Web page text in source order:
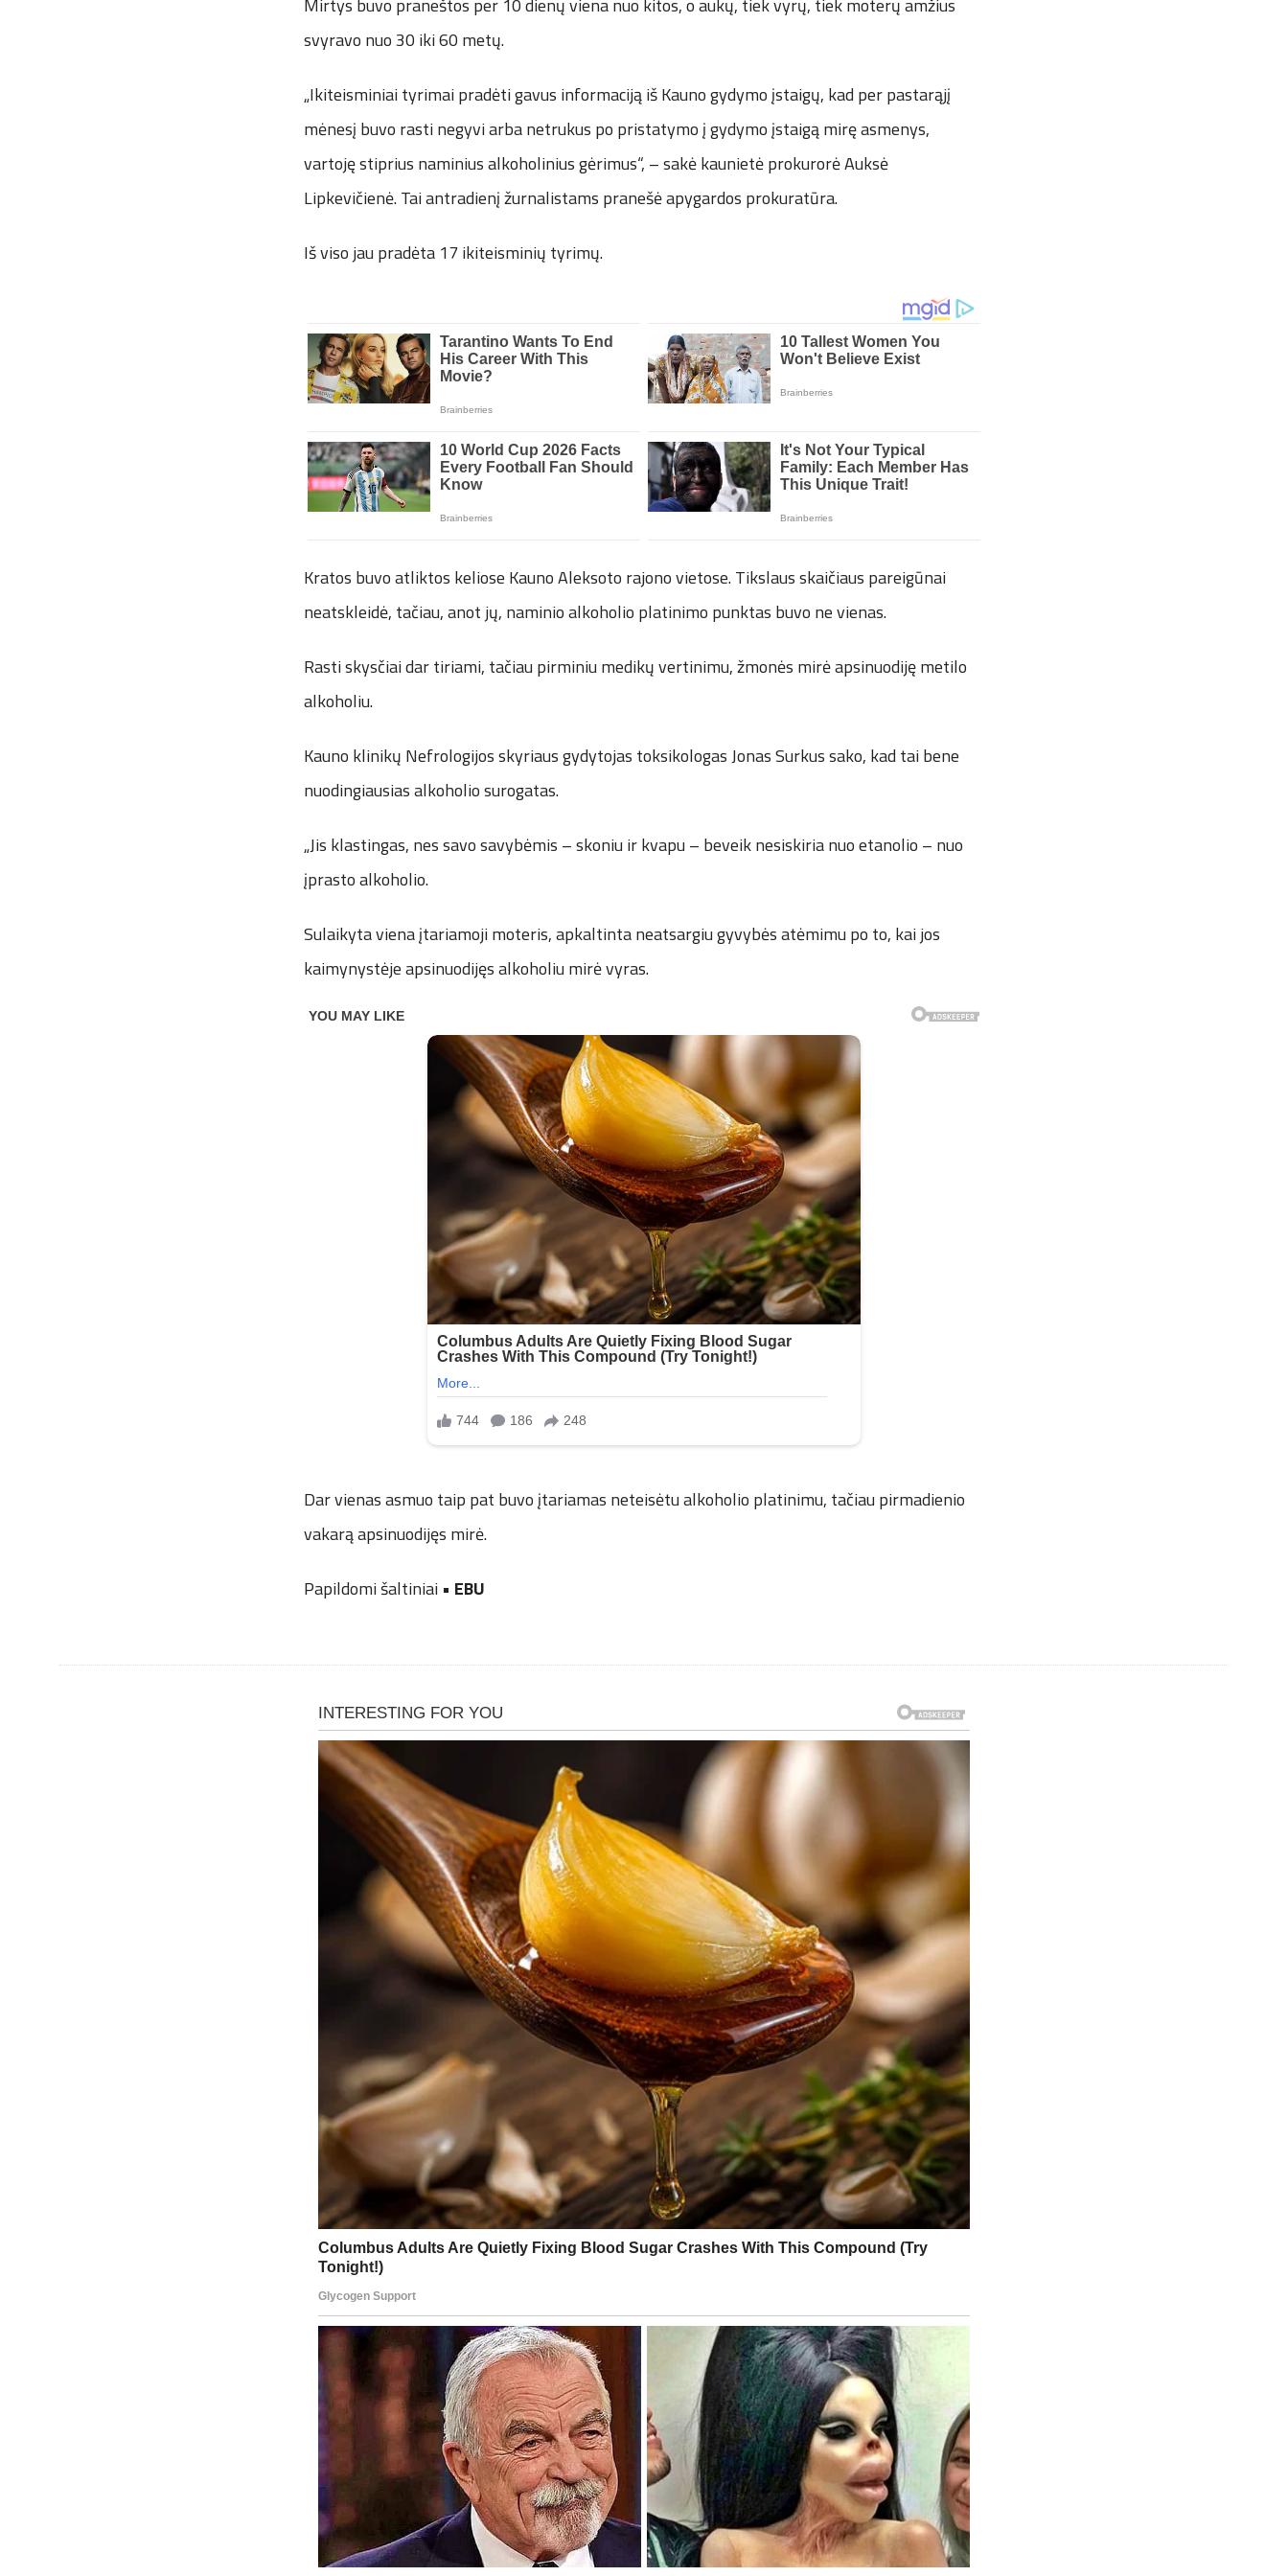
Mirtys buvo praneštos per 10 dienų viena nuo kitos, o aukų, tiek vyrų, tiek moterų amžius
svyravo nuo 30 iki 60 metų.
„Ikiteisminiai tyrimai pradėti gavus informaciją iš Kauno gydymo įstaigų, kad per pastarąjį
mėnesį buvo rasti negyvi arba netrukus po pristatymo į gydymo įstaigą mirę asmenys,
vartoję stiprius naminius alkoholinius gėrimus“, – sakė kaunietė prokurorė Auksė
Lipkevičienė. Tai antradienį žurnalistams pranešė apygardos prokuratūra.
Iš viso jau pradėta 17 ikiteisminių tyrimų.
Kratos buvo atliktos keliose Kauno Aleksoto rajono vietose. Tikslaus skaičiaus pareigūnai
neatskleidė, tačiau, anot jų, naminio alkoholio platinimo punktas buvo ne vienas.
Rasti skysčiai dar tiriami, tačiau pirminiu medikų vertinimu, žmonės mirė apsinuodiję metilo
alkoholiu.
Kauno klinikų Nefrologijos skyriaus gydytojas toksikologas Jonas Surkus sako, kad tai bene
nuodingiausias alkoholio surogatas.
„Jis klastingas, nes savo savybėmis – skoniu ir kvapu – beveik nesiskiria nuo etanolio – nuo ​​
įprasto alkoholio.
Sulaikyta viena įtariamoji moteris, apkaltinta neatsargiu gyvybės atėmimu po to, kai jos
kaimynystėje apsinuodijęs alkoholiu mirė vyras.
Dar vienas asmuo taip pat buvo įtariamas neteisėtu alkoholio platinimu, tačiau pirmadienio
vakarą apsinuodijęs mirė.
Papildomi šaltiniai • EBU